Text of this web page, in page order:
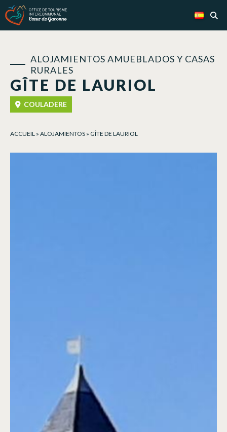
GÎTE DE LAURIOL
ALOJAMIENTOS AMUEBLADOS Y CASAS
RURALES
COULADERE
ACCUEIL » ALOJAMIENTOS » GÎTE DE LAURIOL
Panel de gestión de cookies